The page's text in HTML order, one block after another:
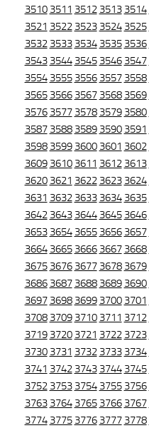
3510 3511 3512 3513 3514
3521 3522 3523 3524 3525
3532 3533 3534 3535 3536
3543 3544 3545 3546 3547
3554 3555 3556 3557 3558
3565 3566 3567 3568 3569
3576 3577 3578 3579 3580
3587 3588 3589 3590 3591
3598 3599 3600 3601 3602
3609 3610 3611 3612 3613
3620 3621 3622 3623 3624
3631 3632 3633 3634 3635
3642 3643 3644 3645 3646
3653 3654 3655 3656 3657
3664 3665 3666 3667 3668
3675 3676 3677 3678 3679
3686 3687 3688 3689 3690
3697 3698 3699 3700 3701
3708 3709 3710 3711 3712
3719 3720 3721 3722 3723
3730 3731 3732 3733 3734
3741 3742 3743 3744 3745
3752 3753 3754 3755 3756
3763 3764 3765 3766 3767
3774 3775 3776 3777 3778